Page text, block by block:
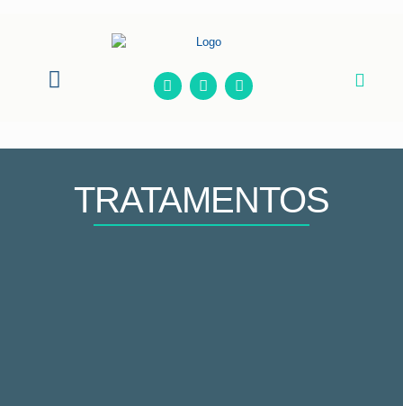
TRATAMENTOS